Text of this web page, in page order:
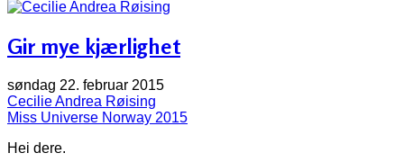
Gir mye kjærlighet
søndag 22. februar 2015
Cecilie Andrea Røising
Miss Universe Norway 2015
Hei dere.